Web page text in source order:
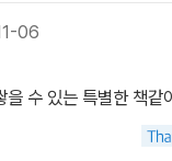
06
을 수 있는 특별한 책같